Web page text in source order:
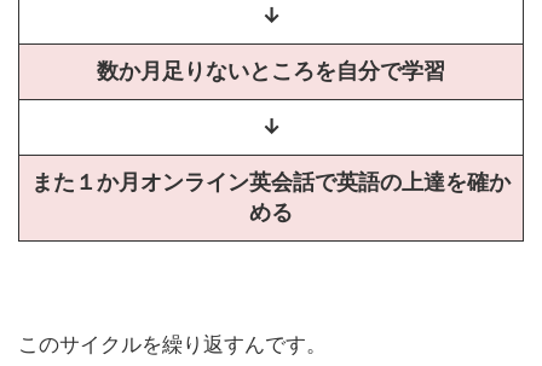
↓
数か月足りないところを自分で学習
↓
また１か月オンライン英会話で英語の上達を確か
める
このサイクルを繰り返すんです。